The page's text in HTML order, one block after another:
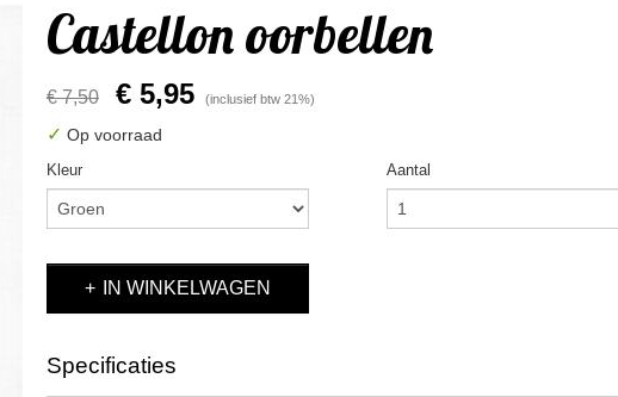
Castellon oorbellen
€ 7,50 € 5,95 (inclusief btw 21%)
✓ Op voorraad
Kleur Aantal
IN WINKELWAGEN
Specificaties